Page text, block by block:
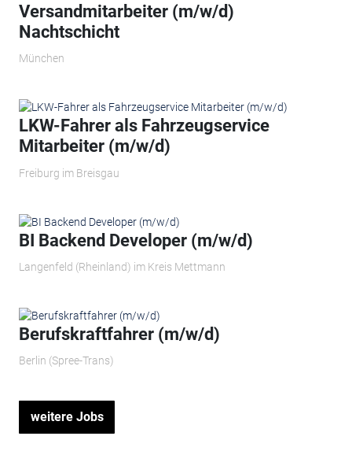
Versandmitarbeiter (m/w/d)
Nachtschicht
München
LKW-Fahrer als Fahrzeugservice
Mitarbeiter (m/w/d)
Freiburg im Breisgau
BI Backend Developer (m/w/d)
Langenfeld (Rheinland) im Kreis Mettmann
Berufskraftfahrer (m/w/d)
Berlin (Spree-Trans)
weitere Jobs